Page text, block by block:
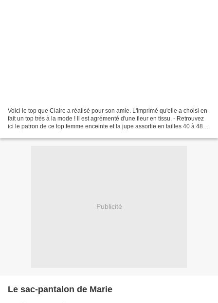
Voici le top que Claire a réalisé pour son amie. L'imprimé qu'elle a choisi en
fait un top très à la mode ! Il est agrémenté d'une fleur en tissu. - Retrouvez
ici le patron de ce top femme enceinte et la jupe assortie en tailles 40 à 48) !
Publicité
Le sac-pantalon de Marie